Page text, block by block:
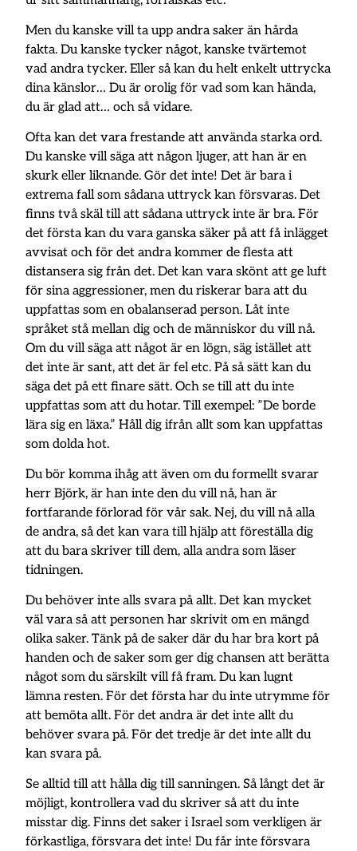
Men du kanske vill ta upp andra saker än hårda
fakta. Du kanske tycker något, kanske tvärtemot
vad andra tycker. Eller så kan du helt enkelt uttrycka
dina känslor… Du är orolig för vad som kan hända,
du är glad att… och så vidare.
Ofta kan det vara frestande att använda starka ord.
Du kanske vill säga att någon ljuger, att han är en
skurk eller liknande. Gör det inte! Det är bara i
extrema fall som sådana uttryck kan försvaras. Det
finns två skäl till att sådana uttryck inte är bra. För
det första kan du vara ganska säker på att få inlägget
avvisat och för det andra kommer de flesta att
distansera sig från det. Det kan vara skönt att ge luft
för sina aggressioner, men du riskerar bara att du
uppfattas som en obalanserad person. Låt inte
språket stå mellan dig och de människor du vill nå.
Om du vill säga att något är en lögn, säg istället att
det inte är sant, att det är fel etc. På så sätt kan du
säga det på ett finare sätt. Och se till att du inte
uppfattas som att du hotar. Till exempel: ”De borde
lära sig en läxa.” Håll dig ifrån allt som kan uppfattas
som dolda hot.
Du bör komma ihåg att även om du formellt svarar
herr Björk, är han inte den du vill nå, han är
fortfarande förlorad för vår sak. Nej, du vill nå alla
de andra, så det kan vara till hjälp att föreställa dig
att du bara skriver till dem, alla andra som läser
tidningen.
Du behöver inte alls svara på allt. Det kan mycket
väl vara så att personen har skrivit om en mängd
olika saker. Tänk på de saker där du har bra kort på
handen och de saker som ger dig chansen att berätta
något som du särskilt vill få fram. Du kan lugnt
lämna resten. För det första har du inte utrymme för
att bemöta allt. För det andra är det inte allt du
behöver svara på. För det tredje är det inte allt du
kan svara på.
Se alltid till att hålla dig till sanningen. Så långt det är
möjligt, kontrollera vad du skriver så att du inte
misstar dig. Finns det saker i Israel som verkligen är
förkastliga, försvara det inte! Du får inte försvara